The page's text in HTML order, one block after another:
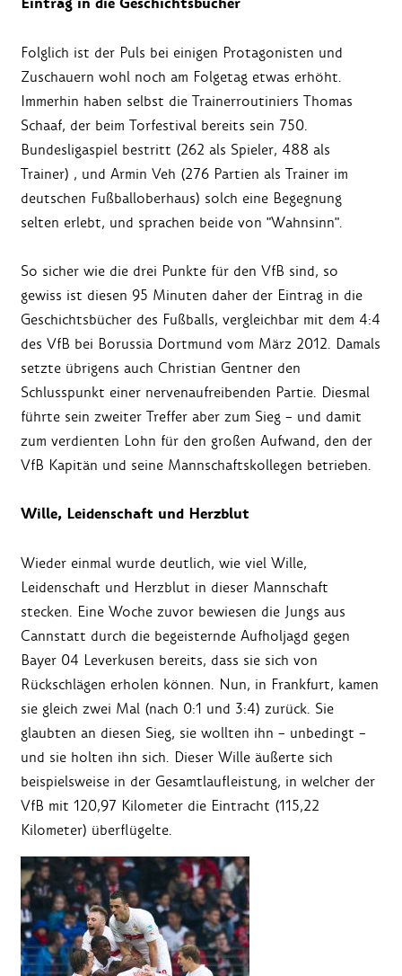
Folglich ist der Puls bei einigen Protagonisten und
Zuschauern wohl noch am Folgetag etwas erhöht.
Immerhin haben selbst die Trainerroutiniers Thomas
Schaaf, der beim Torfestival bereits sein 750.
Bundesligaspiel bestritt (262 als Spieler, 488 als
Trainer) , und Armin Veh (276 Partien als Trainer im
deutschen Fußballoberhaus) solch eine Begegnung
selten erlebt, und sprachen beide von "Wahnsinn".
So sicher wie die drei Punkte für den VfB sind, so
gewiss ist diesen 95 Minuten daher der Eintrag in die
Geschichtsbücher des Fußballs, vergleichbar mit dem 4:4
des VfB bei Borussia Dortmund vom März 2012. Damals
setzte übrigens auch Christian Gentner den
Schlusspunkt einer nervenaufreibenden Partie. Diesmal
führte sein zweiter Treffer aber zum Sieg – und damit
zum verdienten Lohn für den großen Aufwand, den der
VfB Kapitän und seine Mannschaftskollegen betrieben.
Wille, Leidenschaft und Herzblut
Wieder einmal wurde deutlich, wie viel Wille,
Leidenschaft und Herzblut in dieser Mannschaft
stecken. Eine Woche zuvor bewiesen die Jungs aus
Cannstatt durch die begeisternde Aufholjagd gegen
Bayer 04 Leverkusen bereits, dass sie sich von
Rückschlägen erholen können. Nun, in Frankfurt, kamen
sie gleich zwei Mal (nach 0:1 und 3:4) zurück. Sie
glaubten an diesen Sieg, sie wollten ihn – unbedingt –
und sie holten ihn sich. Dieser Wille äußerte sich
beispielsweise in der Gesamtlaufleistung, in welcher der
VfB mit 120,97 Kilometer die Eintracht (115,22
Kilometer) überflügelte.